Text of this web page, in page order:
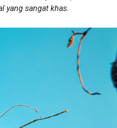
yang sangat khas.